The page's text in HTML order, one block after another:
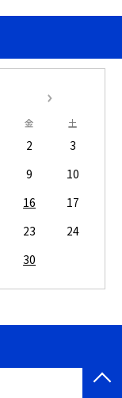
金 土
2
3
9
10
16
17
23
24
30